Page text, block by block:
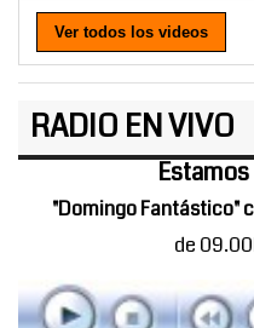
Ver todos los videos
RADIO EN VIVO
"Domingo Fantástico"
de